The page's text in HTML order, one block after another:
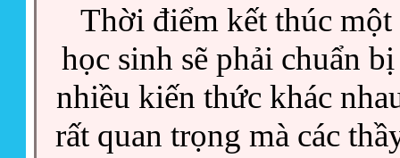
Thời điểm kết thúc một
học sinh sẽ phải chuẩn
nhiều kiến thức khác
rất quan trọng mà các